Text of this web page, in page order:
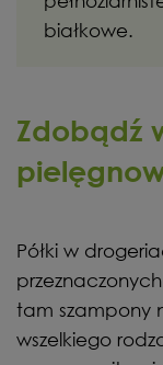
białkowe.
Zdobądź
Półki w
tam szampony
wszelkiego